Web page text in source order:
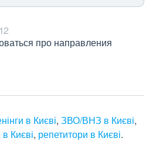
про направления
в Києві, ЗВО/ВНЗ в Києві,
Києві, репетитори в Києві.